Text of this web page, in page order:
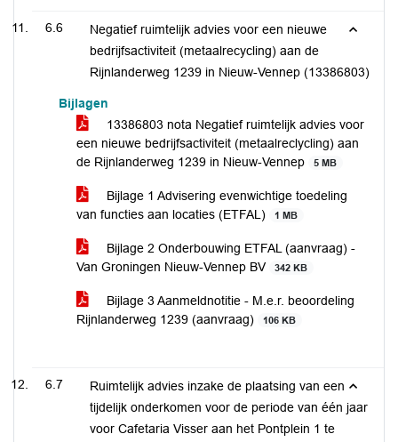
6.6
Negatief ruimtelijk advies voor een nieuwe
bedrijfsactiviteit (metaalrecycling) aan de
Rijnlanderweg 1239 in Nieuw-Vennep (13386803)
Bijlagen
13386803 nota Negatief ruimtelijk advies voor
een nieuwe bedrijfsactiviteit (metaalreclycling) aan
de Rijnlanderweg 1239 in Nieuw-Vennep
5 MB
Bijlage 1 Advisering evenwichtige toedeling
van functies aan locaties (ETFAL)
1 MB
Bijlage 2 Onderbouwing ETFAL (aanvraag) -
Van Groningen Nieuw-Vennep BV
342 KB
Bijlage 3 Aanmeldnotitie - M.e.r. beoordeling
Rijnlanderweg 1239 (aanvraag)
106 KB
6.7
Ruimtelijk advies inzake de plaatsing van een
tijdelijk onderkomen voor de periode van één jaar
voor Cafetaria Visser aan het Pontplein 1 te